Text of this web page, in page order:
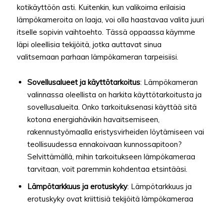
kotikäyttöön asti. Kuitenkin, kun valikoima erilaisia
lämpökameroita on laaja, voi olla haastavaa valita juuri
itselle sopivin vaihtoehto. Tässä oppaassa käymme
läpi oleellisia tekijöitä, jotka auttavat sinua
valitsemaan parhaan lämpökameran tarpeisiisi.
Sovellusalueet ja käyttötarkoitus: Lämpökameran
valinnassa oleellista on harkita käyttötarkoitusta ja
sovellusalueita. Onko tarkoituksenasi käyttää sitä
kotona energiahävikin havaitsemiseen,
rakennustyömaalla eristysvirheiden löytämiseen vai
teollisuudessa ennakoivaan kunnossapitoon?
Selvittämällä, mihin tarkoitukseen lämpökameraa
tarvitaan, voit paremmin kohdentaa etsintääsi.
Lämpötarkkuus ja erotuskyky: Lämpötarkkuus ja
erotuskyky ovat kriittisiä tekijöitä lämpökameraa